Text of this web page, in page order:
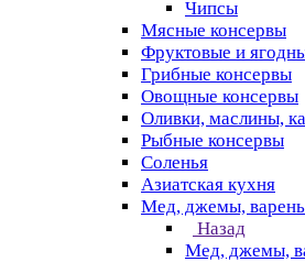
Чипсы
Мясные консервы
Фруктовые и
Грибные консервы
Овощные консервы
Оливки, маслины,
Рыбные консервы
Соленья
Азиатская кухня
Мед, джемы,
Назад
Мед, джемы,